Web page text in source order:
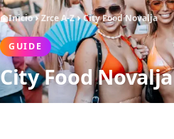
Inicio Zrce A-Z City Food Novalja
GUIDE
City Food Novalja